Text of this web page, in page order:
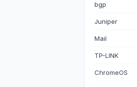
bgp
Juniper
Mail
TP-LINK
ChromeOS